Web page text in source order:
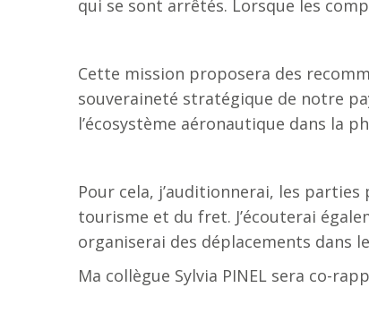
qui se sont arrêtés. Lorsque les
Cette mission proposera des
souveraineté stratégique de notre
l’écosystème aéronautique dans la
Pour cela, j’auditionnerai, les
tourisme et du fret. J’écouterai
organiserai des déplacements dans
Ma collègue Sylvia PINEL sera co-